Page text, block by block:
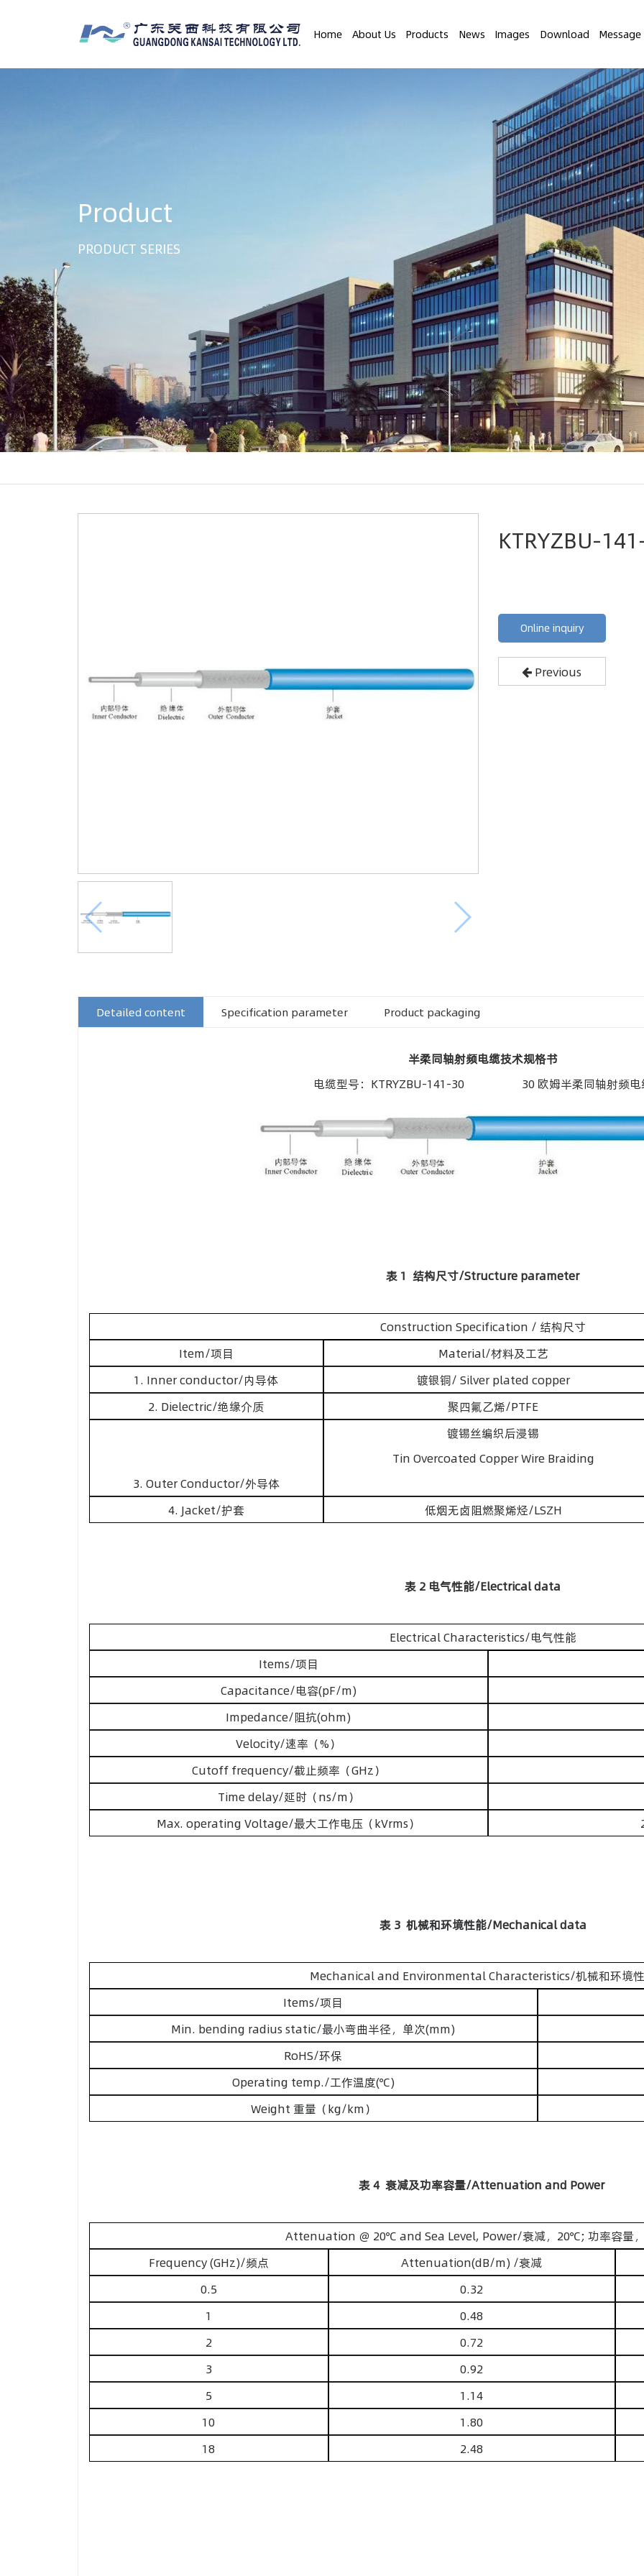
Home About Us Products News Images Download Message
Product
PRODUCT SERIES
KTRYZBU-
Online inquiry
Previous
Detailed content Specification parameter Product packaging
半柔同轴射频电缆技术规格书
电缆型号：KTRYZBU-141-30 30 欧姆半柔同轴射频电
表 1 结构尺寸/Structure parameter
Construction Specification / 结构尺寸
Item/项目
Material/材料及工艺
1. Inner conductor/内导体
镀银铜/ Silver plated copper
2. Dielectric/绝缘介质
聚四氟乙烯/PTFE
3. Outer Conductor/外导体
镀锡丝编织后浸锡
Tin Overcoated Copper Wire Braiding
4. Jacket/护套 低烟无卤阻燃聚烯烃/LSZH
表 2 电气性能/Electrical data
Electrical Characteristics/电气性能
Items/项目
Capacitance/电容(pF/m)
Impedance/阻抗(ohm)
Velocity/速率（%）
Cutoff frequency/截止频率（GHz）
Time delay/延时（ns/m）
Max. operating Voltage/最大工作电压（kVrms）
表 3 机械和环境性能/Mechanical data
Mechanical and Environmental Characteristics/机械和环境
Items/项目
Min. bending radius static/最小弯曲半径，单次(mm)
RoHS/环保
Operating temp./工作温度(℃)
Weight 重量（kg/km）
表 4 衰减及功率容量/Attenuation and Power
Attenuation ＠ 20℃ and Sea Level, Power/衰减，20℃; 功率容量
Frequency (GHz)/频点
Attenuation(dB/m) /衰减
0.5
0.32
1
0.48
2
0.72
3
0.92
5
1.14
10
1.80
18
2.48